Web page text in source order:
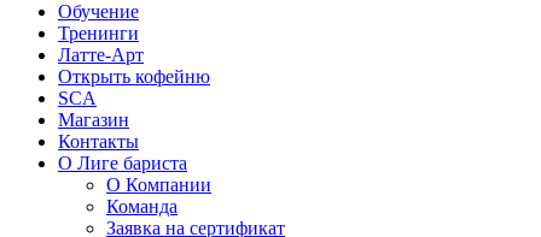
Обучение
Тренинги
Латте-Арт
Открыть кофейню
SCA
Магазин
Контакты
О Лиге бариста
О Компании
Команда
Заявка на сертификат